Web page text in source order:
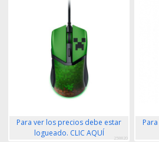
Para ver los precios debe estar
logueado. CLIC AQUÍ
258820